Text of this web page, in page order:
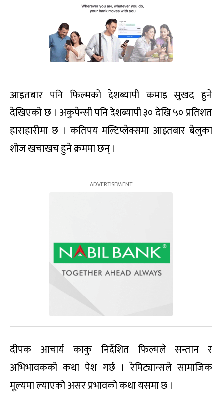
आइतबार पनि फिल्मको देशब्यापी कमाइ सुखद हुने
देखिएको छ । अकुपेन्सी पनि देशब्यापी ३० देखि ५० प्रतिशत
हाराहारीमा छ । कतिपय मल्टिप्लेक्समा आइतबार बेलुका
शोज खचाखच हुने क्रममा छन् ।
दीपक आचार्य काकु निर्देशित फिल्मले सन्तान र
अभिभावकको कथा पेश गर्छ । रेमिट्यान्सले सामाजिक
मूल्यमा ल्याएको असर प्रभावको कथा यसमा छ ।